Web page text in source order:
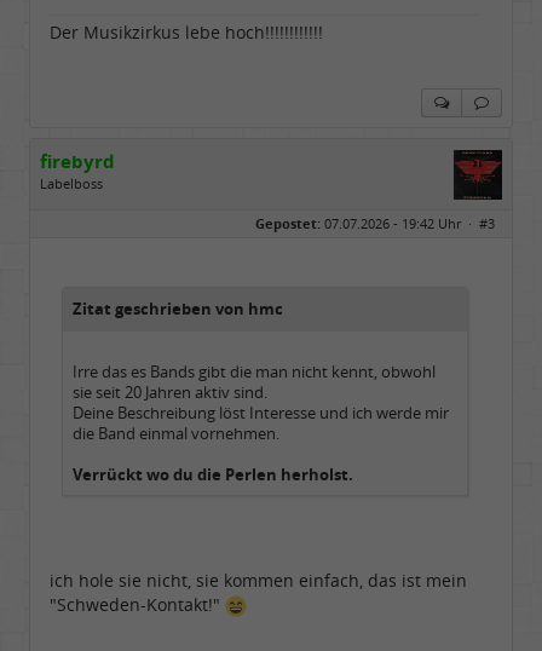
Der Musikzirkus lebe hoch!!!!!!!!!!!!
firebyrd
Labelboss
Hausgeburt (Ausgeburt?)
Gepostet: 07.07.2026 - 19:42 Uhr · #3
Zitat geschrieben von hmc
Irre das es Bands gibt die man nicht kennt, obwohl
sie seit 20 Jahren aktiv sind.
Deine Beschreibung löst Interesse und ich werde mir
die Band einmal vornehmen.
Verrückt wo du die Perlen herholst.
ich hole sie nicht, sie kommen einfach, das ist mein
"Schweden-Kontakt!"